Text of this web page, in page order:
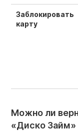
Заблокировать
карту
Можно ли
«Диско Займ»